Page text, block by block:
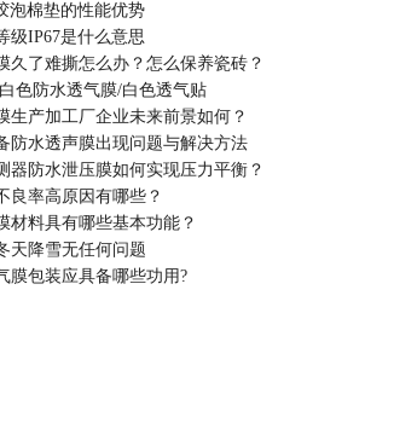
泡棉垫的性能优势
级IP67是什么意思
久了难撕怎么办？怎么保养瓷砖？
色防水透气膜/白色透气贴
生产加工厂企业未来前景如何？
防水透声膜出现问题与解决方法
器防水泄压膜如何实现压力平衡？
良率高原因有哪些？
材料具有哪些基本功能？
天降雪无任何问题
膜包装应具备哪些功用?